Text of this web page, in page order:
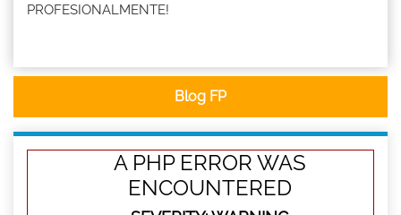
PROFESIONALMENTE!
Blog FP
A PHP ERROR WAS
ENCOUNTERED